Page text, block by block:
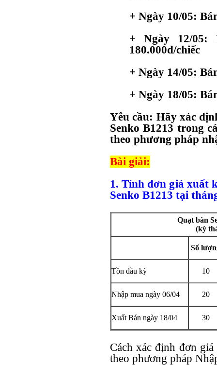
+ Ngày 10/05:
+ Ngày 12/05:
180.000đ/chiếc
+ Ngày 14/05:
+ Ngày 18/05:
Yêu cầu: Hãy xác
Senko B1213 trong
theo phương pháp
Bài giải:
1. Tính đơn giá xuất
Senko B1213 tại
Quạt bàn
(kỳ
Số
Tồn đầu kỳ 10
Nhập mua ngày 06/04 20
Xuất Bán ngày 18/04 30
Cách xác định đơn
theo phương pháp